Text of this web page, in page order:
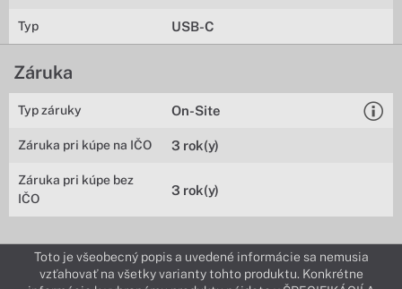
Typ USB-C
Záruka
Typ záruky On-Site
Záruka pri kúpe na IČO 3 rok(y)
Záruka pri kúpe bez
IČO
3 rok(y)
Toto je všeobecný popis a uvedené informácie sa nemusia
vzťahovať na všetky varianty tohto produktu. Konkrétne